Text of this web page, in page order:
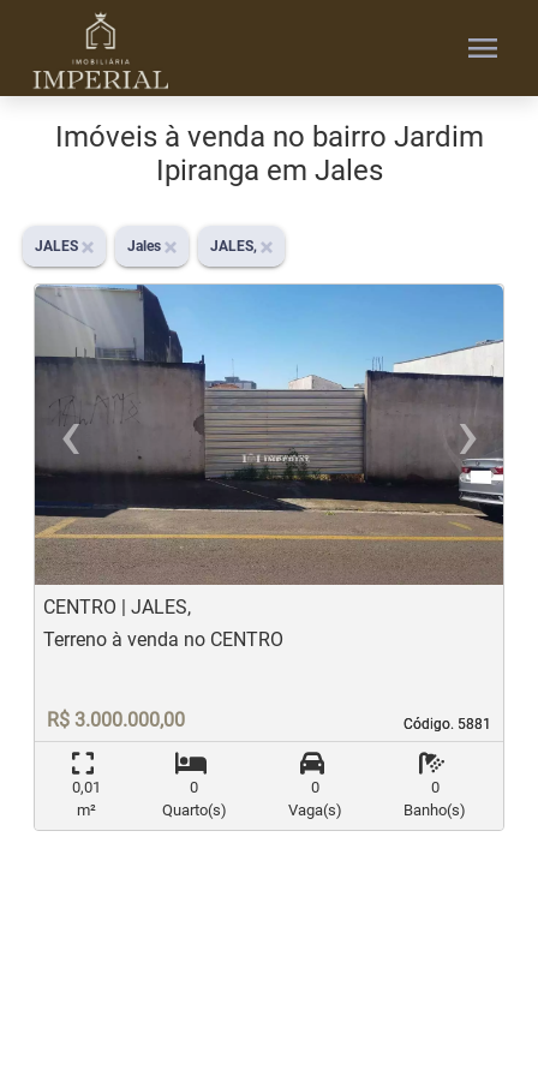
menu
Imóveis à venda no bairro Jardim
Ipiranga em Jales
JALES Jales JALES,
‹
Previous
›
CENTRO | JALES,
Código. 5881
Código. 5881
Terreno à venda no CENTRO
R$ 3.000.000,00
0,01
m²
0
Quarto(s)
0
Vaga(s)
0
Banho(s)